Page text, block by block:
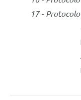
17 -